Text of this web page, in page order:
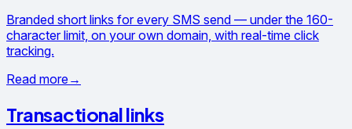
Branded short links for every SMS send — under the 160-
character limit, on your own domain, with real-time click
tracking.
Read more →
Transactional links